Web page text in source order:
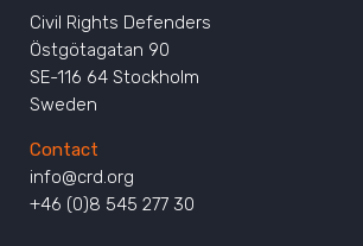
Civil Rights Defenders
Östgötagatan 90
SE-116 64 Stockholm
Sweden
Contact
info@crd.org
+46 (0)8 545 277 30